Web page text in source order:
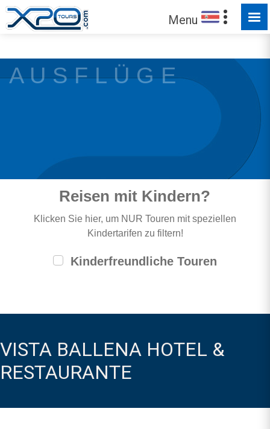
Menu
FÜR SIE ZUM ENTDECKEN
A U S F L Ü G E
Reisen mit Kindern?
Klicken Sie hier, um NUR Touren mit speziellen
Kindertarifen zu filtern!
Kinderfreundliche Touren
VISTA BALLENA HOTEL &
RESTAURANTE